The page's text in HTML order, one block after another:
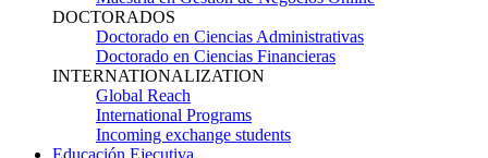
DOCTORADOS
Doctorado en Ciencias Administrativas
Doctorado en Ciencias Financieras
INTERNATIONALIZATION
Global Reach
International Programs
Incoming exchange students
Educación Ejecutiva